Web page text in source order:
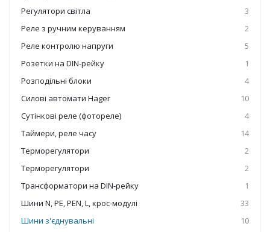
Регулятори світла
3
Реле з ручним керуванням
2
Реле контролю напруги
5
Розетки на DIN-рейку
1
Розподільні блоки
4
Силові автомати Hager
10
Сутінкові реле (фотореле)
4
Таймери, реле часу
14
Терморегулятори
2
Терморегулятори
2
Трансформатори на DIN-рейку
1
Шини N, PE, PEN, L, крос-модулі
33
Шини з'єднувальні
10